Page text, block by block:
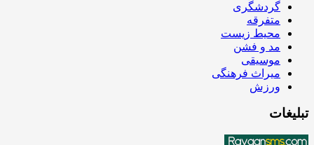
گردشگری
متفرقه
محیط زیست
مد و فشن
موسیقی
میراث فرهنگی
ورزش
تبلیغات